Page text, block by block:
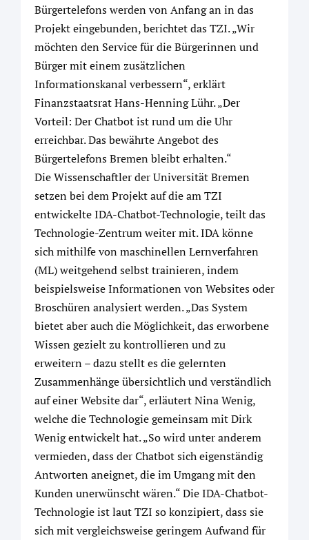
Bürgertelefons werden von Anfang an in das
Projekt eingebunden, berichtet das TZI. „Wir
möchten den Service für die Bürgerinnen und
Bürger mit einem zusätzlichen
Informationskanal verbessern“, erklärt
Finanzstaatsrat Hans-Henning Lühr. „Der
Vorteil: Der Chatbot ist rund um die Uhr
erreichbar. Das bewährte Angebot des
Bürgertelefons Bremen bleibt erhalten.“
Die Wissenschaftler der Universität Bremen
setzen bei dem Projekt auf die am TZI
entwickelte IDA-Chatbot-Technologie, teilt das
Technologie-Zentrum weiter mit. IDA könne
sich mithilfe von maschinellen Lernverfahren
(ML) weitgehend selbst trainieren, indem
beispielsweise Informationen von Websites oder
Broschüren analysiert werden. „Das System
bietet aber auch die Möglichkeit, das erworbene
Wissen gezielt zu kontrollieren und zu
erweitern – dazu stellt es die gelernten
Zusammenhänge übersichtlich und verständlich
auf einer Website dar“, erläutert Nina Wenig,
welche die Technologie gemeinsam mit Dirk
Wenig entwickelt hat. „So wird unter anderem
vermieden, dass der Chatbot sich eigenständig
Antworten aneignet, die im Umgang mit den
Kunden unerwünscht wären.“ Die IDA-Chatbot-
Technologie ist laut TZI so konzipiert, dass sie
sich mit vergleichsweise geringem Aufwand für